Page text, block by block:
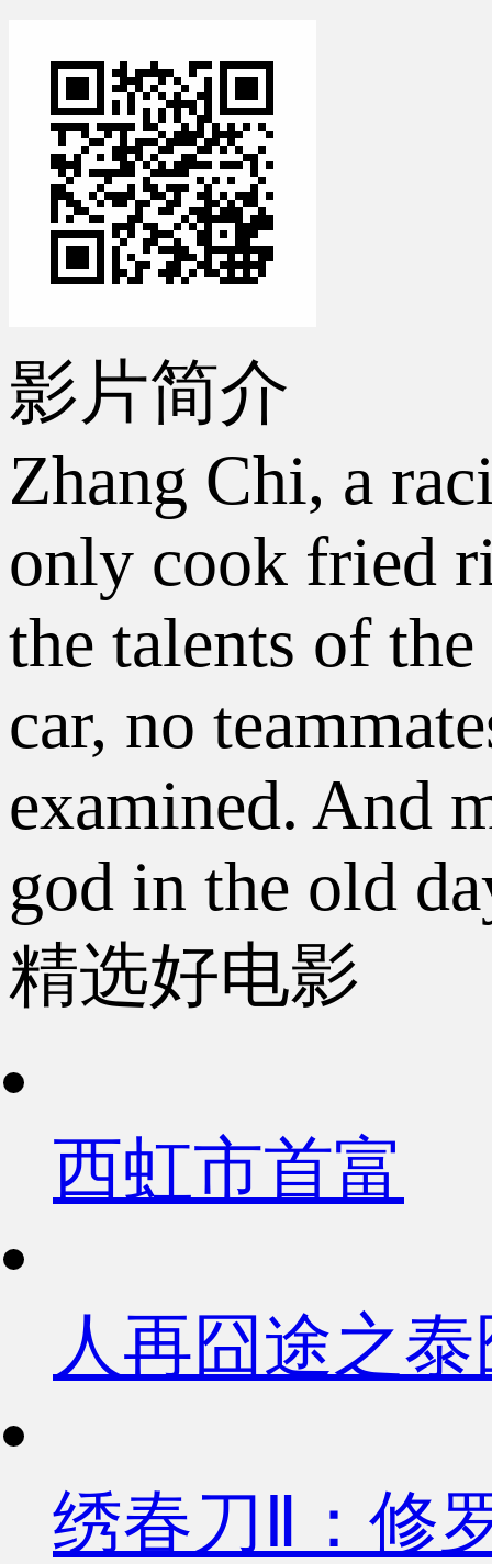
影片简介
Zhang Chi, a
only cook fried
the talents of
car, no
examined. And
god in the old
精选好电影
西虹市首富
人再囧途之
绣春刀Ⅱ：修